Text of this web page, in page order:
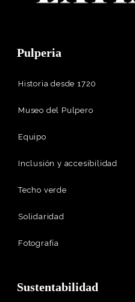
Pulperia
Historia desde 1720
Museo del Pulpero
Equipo
Inclusión y accesibilidad
Techo verde
Solidaridad
Fotografía
Sustentabilidad